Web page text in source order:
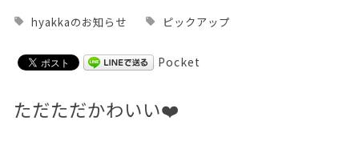
hyakkaのお知らせ ピックアップ
Pocket
ただただかわいい❤️